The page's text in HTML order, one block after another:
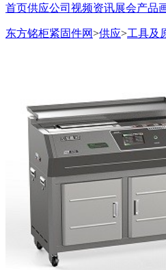
首页供应公司 视频资讯展会产品
东方铭柜紧固件网>供应>工具及